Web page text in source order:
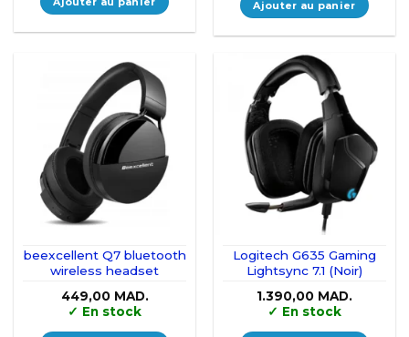
Ajouter au panier
beexcellent Q7 bluetooth
wireless headset
449,00 MAD.
✓ En stock
Logitech G635 Gaming
Lightsync 7.1 (Noir)
1.390,00 MAD.
✓ En stock